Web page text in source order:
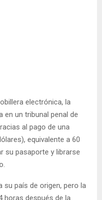
electrónica, la
en un tribunal penal de
al pago de una
equivalente a 60
su pasaporte y librarse
su país de origen, pero la
horas después de la